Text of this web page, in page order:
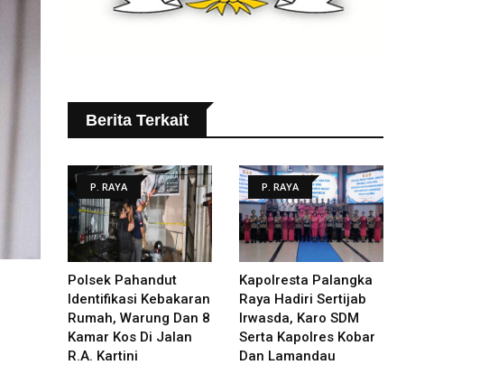
Berita Terkait
P. RAYA
Polsek Pahandut
Identifikasi Kebakaran
Rumah, Warung Dan 8
Kamar Kos Di Jalan
R.A. Kartini
P. RAYA
Kapolresta Palangka
Raya Hadiri Sertijab
Irwasda, Karo SDM
Serta Kapolres Kobar
Dan Lamandau